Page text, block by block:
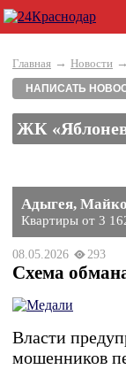
Главная → Новости →
НАПИСАТЬ
ЖК
Адыгея,
Квартиры от 3
08.05.2026 293
Схема
Власти
мошенников